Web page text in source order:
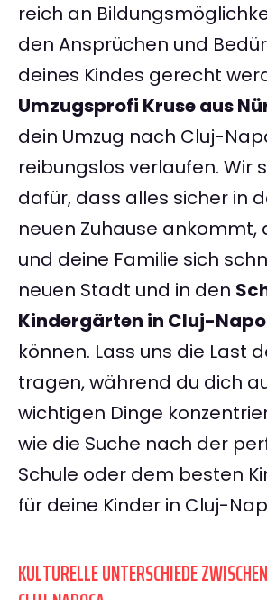
reich an
den Ansprüchen und
deines Kindes gerecht
Umzugsprofi Kruse aus
dein Umzug nach Cluj-
reibungslos verlaufen. Wir
dafür, dass alles sicher in
neuen Zuhause ankommt,
und deine Familie sich
neuen Stadt und in den
Kindergärten in Cluj-
können. Lass uns die Last
tragen, während du dich
wichtigen Dinge
wie die Suche nach der
Schule oder dem besten
für deine Kinder in Cluj-
KULTURELLE UNTERSCHIEDE